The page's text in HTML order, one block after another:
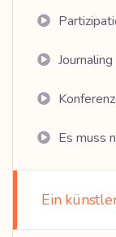
Journaling
Es muss
Ein